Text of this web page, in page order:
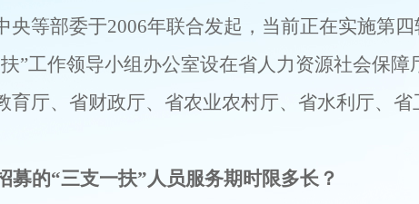
央等部委于2006年联合发起 ， 当前正在实施第
”工作领导小组办公室设在省人力资源社会保障
育厅、省财政厅、省农业农村厅、省水利厅、
募的“三支一扶”人员服务期时限多长？